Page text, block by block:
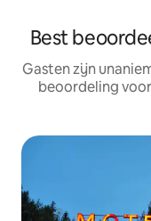
Best
Gasten zijn
beoordeling